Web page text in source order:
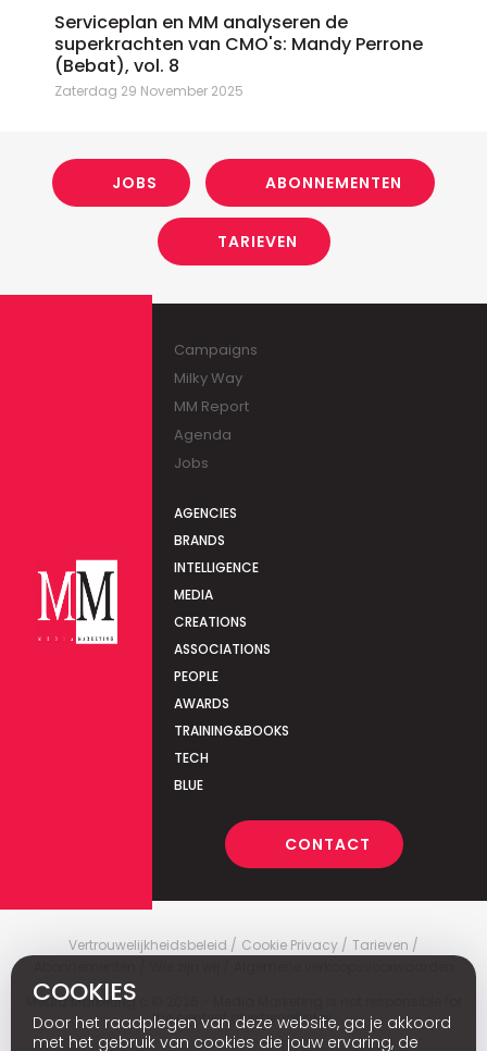
Serviceplan en MM analyseren de
superkrachten van CMO's: Mandy Perrone
(Bebat), vol. 8
Zaterdag 29 November 2025
JOBS ABONNEMENTEN
TARIEVEN
Campaigns
Milky Way
MM Report
Agenda
Jobs
AGENCIES
BRANDS
INTELLIGENCE
MEDIA
CREATIONS
ASSOCIATIONS
PEOPLE
AWARDS
TRAINING&BOOKS
TECH
BLUE
CONTACT
Vertrouwelijkheidsbeleid Cookie Privacy
Tarieven
Media Marketing
the content of external sites.
COOKIES
Door het raadplegen van deze website, ga je akkoord
met het gebruik van cookies die jouw ervaring, de